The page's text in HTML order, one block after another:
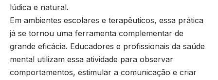
lúdica e natural.
Em ambientes escolares e terapêuticos, essa prática
já se tornou uma ferramenta complementar de
grande eficácia. Educadores e profissionais da saúde
mental utilizam essa atividade para observar
comportamentos, estimular a comunicação e criar